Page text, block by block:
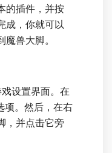
的插件，并按
成，你就可以
兽大脚。
设置界面。在
项。然后，在右
，并点击它旁